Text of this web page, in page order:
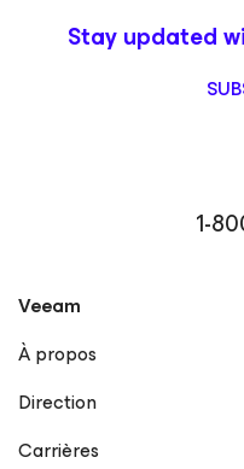
1-
Stay updated
Veeam
À propos
Direction
Carrières